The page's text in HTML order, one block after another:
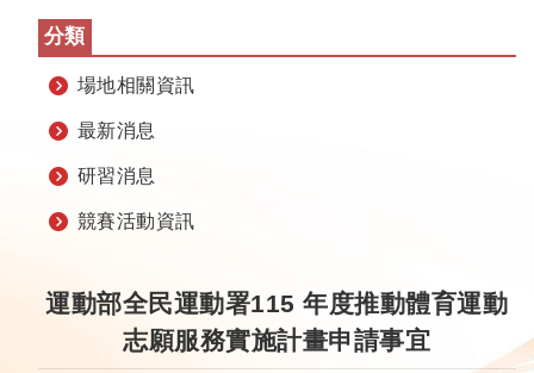
分類
場地相關資訊
最新消息
研習消息
競賽活動資訊
運動部全民運動署115 年度推動體育運動
志願服務實施計畫申請事宜